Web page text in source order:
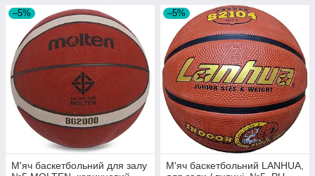
–5%
М'яч баскетбольний для залу
–5%
М'яч баскетбольний LANHUA,